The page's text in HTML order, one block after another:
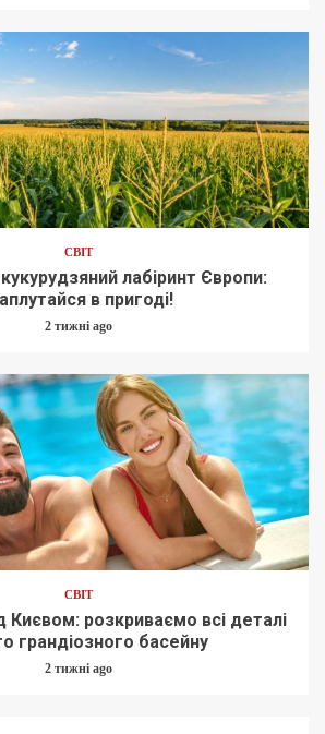
СВІТ
лабіринт Європи:
в пригоді!
2 тижні ago
СВІТ
Києвом: розкриваємо всі деталі
грандіозного басейну
2 тижні ago